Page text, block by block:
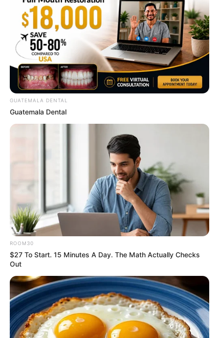
Sex Can Last 3 Hours Without Viagra, Try This
Recipe!
BOOSTARO
10 Things Men Want From Women (That They
Won't Tell You).
BUZZDAY
GUATEMALA DENTAL
Guatemala Dental
ROOM30
$27 To Start. 15 Minutes A Day. The Math Actually Checks
Out